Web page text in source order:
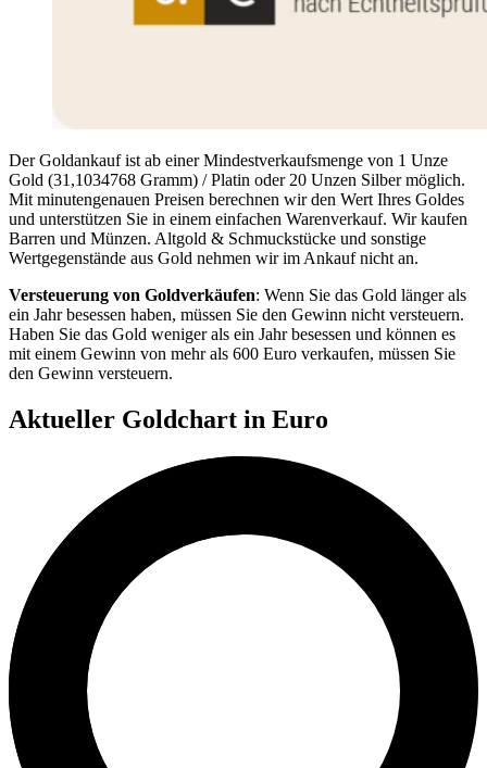
Der Goldankauf ist ab einer Mindestverkaufsmenge von 1 Unze
Gold (31,1034768 Gramm) / Platin oder 20 Unzen Silber möglich.
Mit minutengenauen Preisen berechnen wir den Wert Ihres Goldes
und unterstützen Sie in einem einfachen Warenverkauf. Wir kaufen
Barren und Münzen. Altgold & Schmuckstücke und sonstige
Wertgegenstände aus Gold nehmen wir im Ankauf nicht an.
Versteuerung von Goldverkäufen: Wenn Sie das Gold länger als
ein Jahr besessen haben, müssen Sie den Gewinn nicht versteuern.
Haben Sie das Gold weniger als ein Jahr besessen und können es
mit einem Gewinn von mehr als 600 Euro verkaufen, müssen Sie
den Gewinn versteuern.
Aktueller Goldchart in Euro